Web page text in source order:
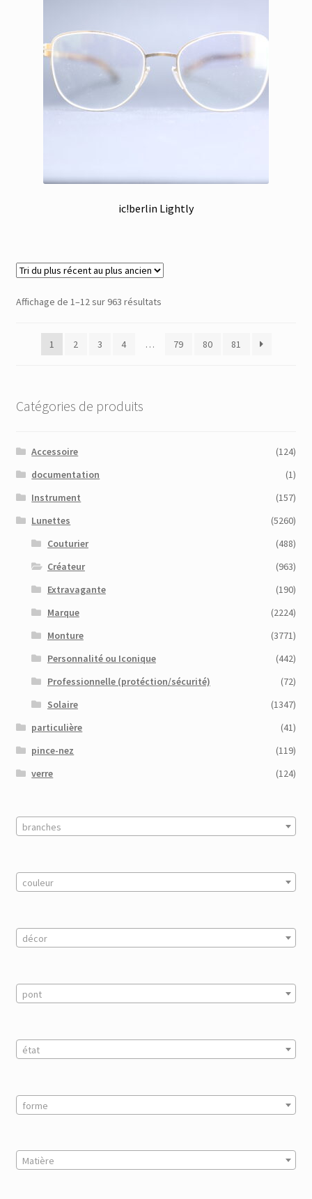
ic!berlin Lightly
Affichage de 1–12 sur 963 résultatsTrié
récent
1 2 3 4 … 79 80 81
Catégories de produits
Accessoire
(124)
documentation
(1)
Instrument
(157)
Lunettes
(5260)
Couturier
(488)
Créateur
(963)
Extravagante
(190)
Marque
(2224)
Monture
(3771)
Personnalité ou Iconique
(442)
Professionnelle (protéction/sécurité)
(72)
Solaire
(1347)
particulière
(41)
pince-nez
(119)
verre
(124)
branches
couleur
décor
pont
état
forme
Matière